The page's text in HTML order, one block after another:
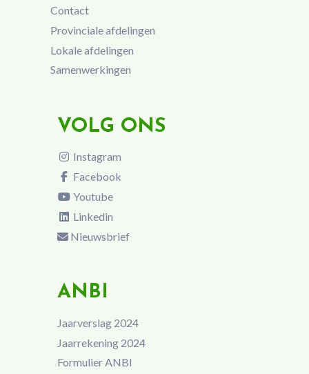
Contact
Provinciale afdelingen
Lokale afdelingen
Samenwerkingen
VOLG ONS
Instagram
Facebook
Youtube
Linkedin
Nieuwsbrief
ANBI
Jaarverslag 2024
Jaarrekening 2024
Formulier ANBI